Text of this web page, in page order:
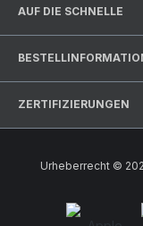
AUF DIE SCHNELLE
ZERTIFIZIERUNGEN
Urheberrecht ©